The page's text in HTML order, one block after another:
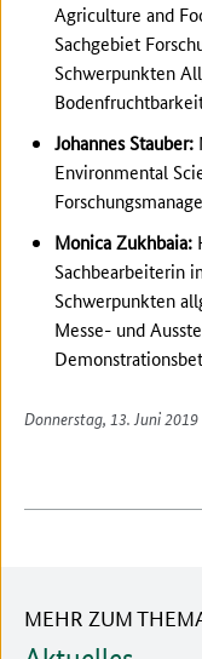
Agriculture and
Sachgebiet
Schwerpunkten
Johannes Stauber:
Environmental
Monica Zukhbaia:
Sachbearbeiterin
Schwerpunkten
Messe- und
Donnerstag, 13. Juni 2019
MEHR ZUM